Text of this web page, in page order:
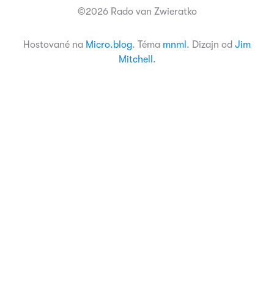
©2026 Rado van Zwieratko
Hostované na Micro.blog. Téma mnml . Dizajn od Jim
Mitchell .